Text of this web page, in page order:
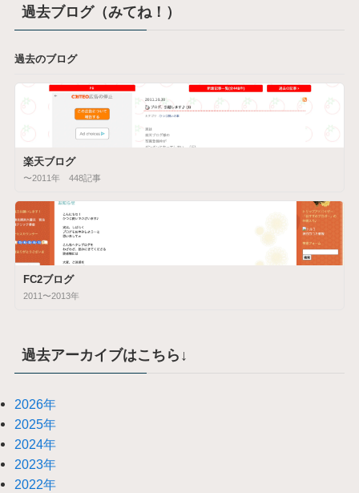
過去ブログ（みてね！）
過去のブログ
楽天ブログ
〜2011年 448記事
FC2ブログ
2011〜2013年
過去アーカイブはこちら↓
2026年
2025年
2024年
2023年
2022年